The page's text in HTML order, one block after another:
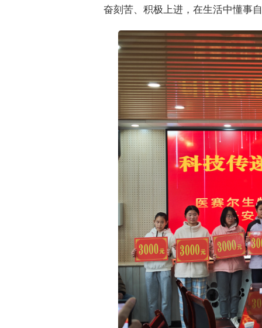
奋刻苦、积极上进，在生活中懂事